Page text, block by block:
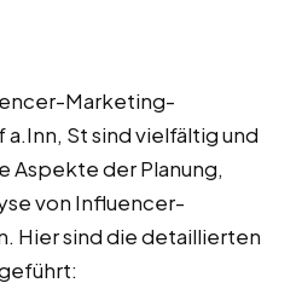
Marketing-
St sind vielfältig und
Aspekte der Planung,
von Influencer-
Hier sind die detaillierten